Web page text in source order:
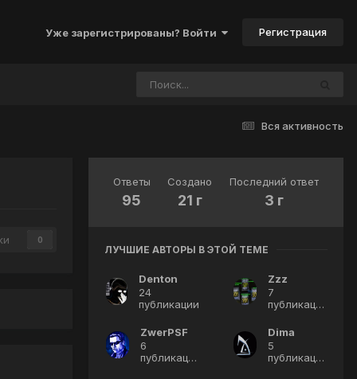
Уже зарегистрированы? Войти Регистрация
Вся активность
0
Ответы
95
Создано
21 г
Последний ответ
3 г
ЛУЧШИЕ АВТОРЫ В ЭТОЙ ТЕМЕ
Denton
24
публикации
Zzz
7
публикаций
ZwerPSF
6
публикаций
Dima
5
публикаций